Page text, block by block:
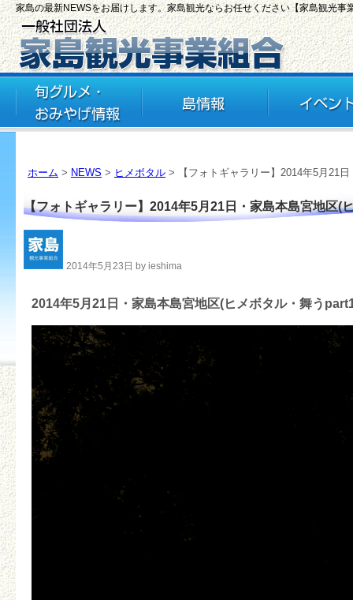
家島の最新NEWSをお届けします。家島観光ならお任せください【家島観光事
ホーム > NEWS > ヒメボタル > 【フォトギャラリー】2014年5月21
【フォトギャラリー】2014年5月21日・家島本島宮地区(
2014年5月23日 by ieshima
2014年5月21日・家島本島宮地区(ヒメボタル・舞う